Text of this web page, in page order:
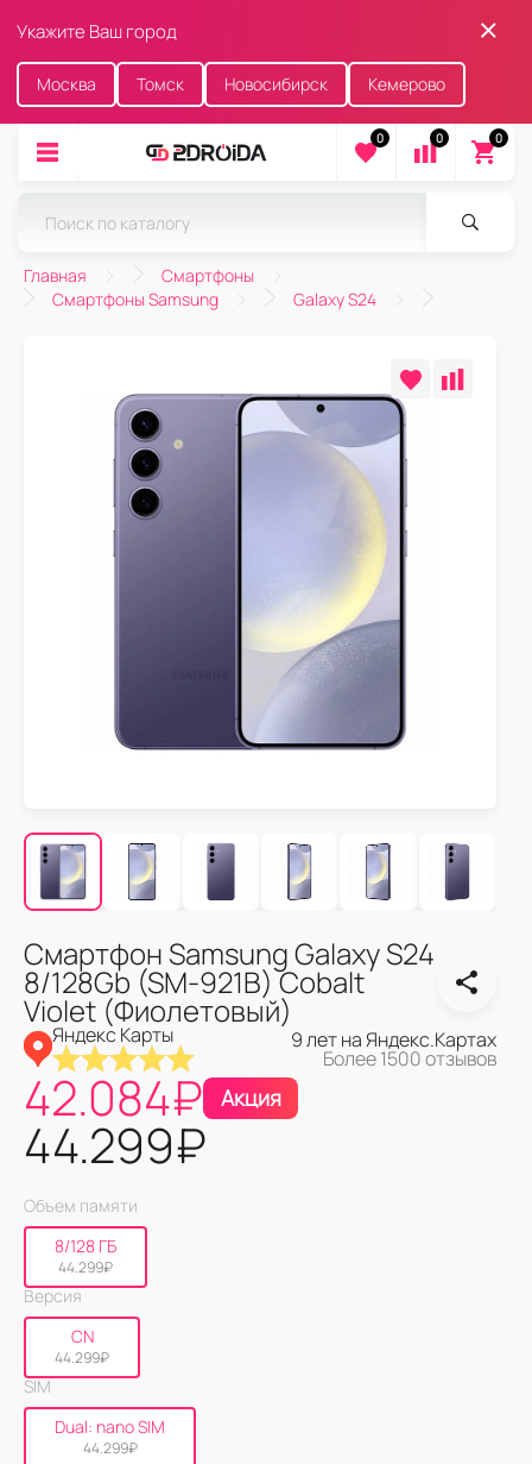
Укажите Ваш город
Москва Томск Новосибирск Кемерово
0 0 0
Главная
Смартфоны
Смартфоны Samsung
Galaxy S24
Смартфон Samsung Galaxy S24
8/128Gb (SM-921B) Cobalt
Violet (Фиолетовый)
Яндекс Карты 9 лет на Яндекс.Картах
Более 1500 отзывов
42.084₽ Акция
44.299₽
Объем памяти
8/128 ГБ
44.299₽
Версия
CN
44.299₽
SIM
Dual: nano SIM
44.299₽